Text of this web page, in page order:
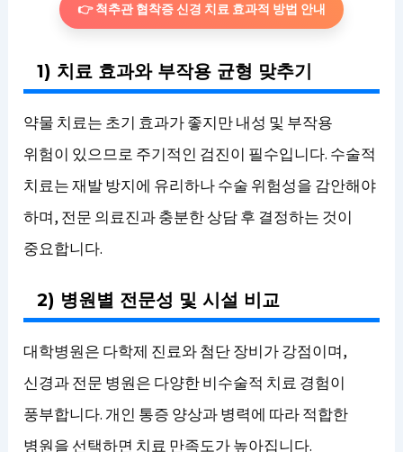
👉 척추관 협착증 신경 치료 효과적 방법 안내
1) 치료 효과와 부작용 균형 맞추기
약물 치료는 초기 효과가 좋지만 내성 및 부작용
위험이 있으므로 주기적인 검진이 필수입니다. 수술적
치료는 재발 방지에 유리하나 수술 위험성을 감안해야
하며, 전문 의료진과 충분한 상담 후 결정하는 것이
중요합니다.
2) 병원별 전문성 및 시설 비교
대학병원은 다학제 진료와 첨단 장비가 강점이며,
신경과 전문 병원은 다양한 비수술적 치료 경험이
풍부합니다. 개인 통증 양상과 병력에 따라 적합한
병원을 선택하면 치료 만족도가 높아집니다.